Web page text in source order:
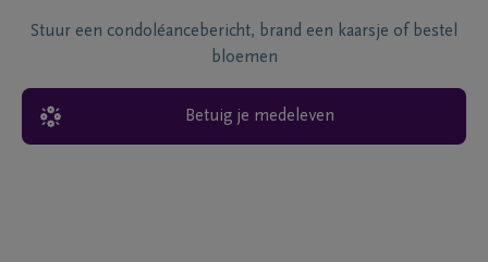
Stuur een condoléancebericht, brand een kaarsje of bestel
bloemen
Betuig je medeleven